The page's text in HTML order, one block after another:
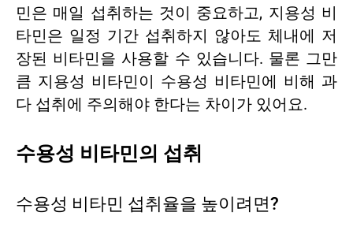
민은 매일 섭취하는 것이 중요하고, 지용성 비
타민은 일정 기간 섭취하지 않아도 체내에 저
장된 비타민을 사용할 수 있습니다. 물론 그만
큼 지용성 비타민이 수용성 비타민에 비해 과
다 섭취에 주의해야 한다는 차이가 있어요.
수용성 비타민의 섭취
수용성 비타민 섭취율을 높이려면?